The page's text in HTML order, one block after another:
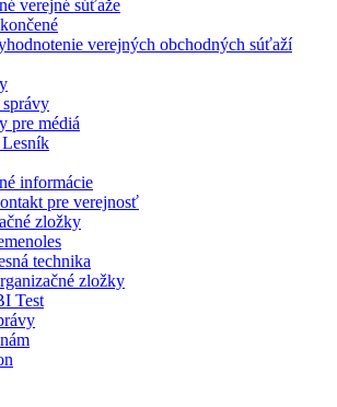
verejné súťaže
verejných obchodných súťaží
pre médiá
Lesník
informácie
pre verejnosť
zložky
technika
zložky
Test